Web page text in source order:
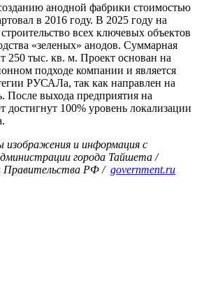
анодной фабрики стоимостью
в 2016 году. В 2025 году на
всех ключевых объектов
«зеленых» анодов. Суммарная
250 тыс. кв. м. Проект основан на
подходе компании и является
РУСАЛа, так как направлен на
После выхода предприятия на
достигнут 100% уровень локализации
изображения и информация с
города Тайшета /
Правительства РФ / government.ru